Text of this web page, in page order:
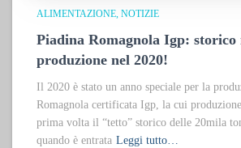
ALIMENTAZIONE NOTIZIE
Piadina Romagnola Igp:
produzione nel 2020!
Il 2020 è stato un anno speciale per la
Romagnola certificata Igp, la cui
prima volta il “tetto” storico delle 20mila
quando è entrata Leggi tutto…